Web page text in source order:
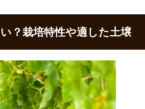
？栽培特性や適した土壌